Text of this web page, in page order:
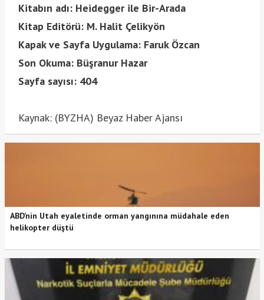
Kitabın adı: Heidegger ile Bir-Arada
Kitap Editörü: M. Halit Çelikyön
Kapak ve Sayfa Uygulama: Faruk Özcan
Son Okuma: Büşranur Hazar
Sayfa sayısı: 404
Kaynak: (BYZHA) Beyaz Haber Ajansı
ABD’nin Utah eyaletinde orman yangınına müdahale eden
helikopter düştü